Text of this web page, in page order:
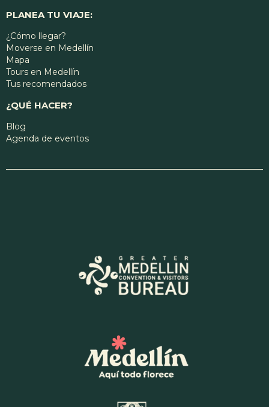
PLANEA TU VIAJE:
¿Cómo llegar?
Moverse en Medellín
Mapa
Tours en Medellín
Tus recomendados
¿QUÉ HACER?
Blog
Agenda de eventos